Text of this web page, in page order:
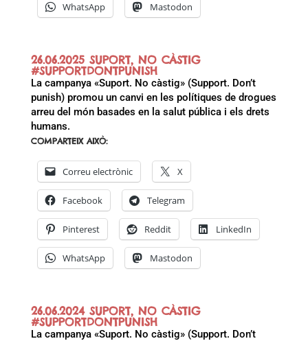
WhatsApp Mastodon
26.06.2025 SUPORT, NO CÀSTIG
#SUPPORTDONTPUNISH
La campanya «Suport. No càstig» (Support. Don’t
punish) promou un canvi en les polítiques de drogues
arreu del món basades en la salut pública i els drets
humans.
COMPARTEIX AIXÒ:
Correu electrònic X
Facebook Telegram
Pinterest Reddit LinkedIn
WhatsApp Mastodon
26.06.2024 SUPORT, NO CÀSTIG
#SUPPORTDONTPUNISH
La campanya «Suport. No càstig» (Support. Don’t